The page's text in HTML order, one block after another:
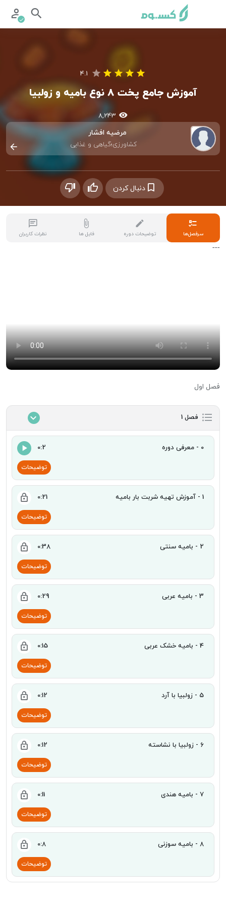
4.1
آموزش جامع پخت 8 نوع بامیه و زولبیا
8,243
مرضیه افشار
کشاورزی؛گیاهی و غذایی
دنبال کردن
سرفصل‌ها توضیحات دوره فایل ها نظرات کاربران
---
فصل اول
فصل 1
0 - معرفی دوره 0:2
توضیحات
1 - آموزش تهیه شربت بار بامیه 0:21
توضیحات
2 - بامیه سنتی 0:38
توضیحات
3 - بامیه عربی 0:29
توضیحات
4 - بامیه خشک عربی 0:15
توضیحات
5 - زولبیا با آرد 0:12
توضیحات
6 - زولبیا با نشاسته 0:12
توضیحات
7 - بامیه هندی 0:11
توضیحات
8 - بامیه سوزنی 0:8
توضیحات